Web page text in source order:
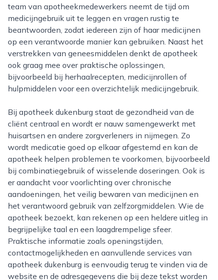
team van apotheekmedewerkers neemt de tijd om
medicijngebruik uit te leggen en vragen rustig te
beantwoorden, zodat iedereen zijn of haar medicijnen
op een verantwoorde manier kan gebruiken. Naast het
verstrekken van geneesmiddelen denkt de apotheek
ook graag mee over praktische oplossingen,
bijvoorbeeld bij herhaalrecepten, medicijnrollen of
hulpmiddelen voor een overzichtelijk medicijngebruik.
Bij apotheek dukenburg staat de gezondheid van de
cliënt centraal en wordt er nauw samengewerkt met
huisartsen en andere zorgverleners in nijmegen. Zo
wordt medicatie goed op elkaar afgestemd en kan de
apotheek helpen problemen te voorkomen, bijvoorbeeld
bij combinatiegebruik of wisselende doseringen. Ook is
er aandacht voor voorlichting over chronische
aandoeningen, het veilig bewaren van medicijnen en
het verantwoord gebruik van zelfzorgmiddelen. Wie de
apotheek bezoekt, kan rekenen op een heldere uitleg in
begrijpelijke taal en een laagdrempelige sfeer.
Praktische informatie zoals openingstijden,
contactmogelijkheden en aanvullende services van
apotheek dukenburg is eenvoudig terug te vinden via de
website en de adresgegevens die bij deze tekst worden